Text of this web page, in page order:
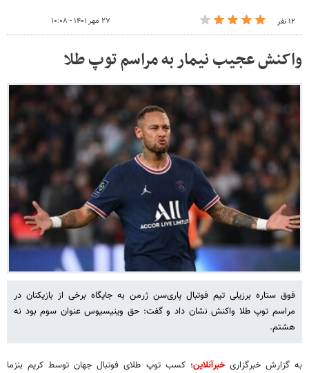
۱۲ نفر ۲۷ مهر ۱۴۰۱ - ۱۰:۰۸
واکنش عجیب نیمار به مراسم توپ طلا
فوق ستاره برزیلی تیم فوتبال پاری‌سن ژرمن به جایگاه برخی از بازیکنان در
مراسم توپ طلا واکنش نشان داد و گفت: حق وینیسیوس عنوان سوم بود نه
هشتم.
به گزارش خبرگزاریخبرآنلاین؛ کسب توپ طلای فوتبال جهان توسط کریم بنزما